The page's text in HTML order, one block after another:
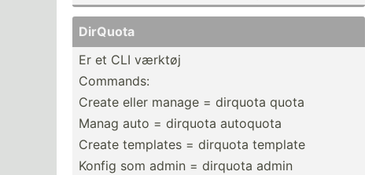
DirQuota
Er et CLI værktøj
Commands:
Create eller manage = dirquota quota
Manag auto = dirquota autoquota
Create templates = dirquota template
Konfig som admin = dirquota admin